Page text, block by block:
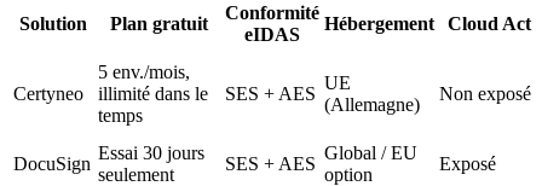
Solution
Plan gratuit
Conformité
eIDAS
Hébergement Cloud Act
Certyneo
5 env./mois,
illimité dans le
temps
SES + AES
UE
(Allemagne)
Non exposé
DocuSign
Essai 30 jours
seulement
SES + AES
Global / EU
option
Exposé